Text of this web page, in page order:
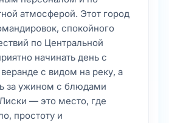
атмосферой. Этот город
спокойного
по Центральной
начинать день с
с видом на реку, а
за ужином с блюдами
— это место, где
простоту и